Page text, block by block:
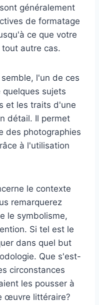
généralement
de formatage
ce que votre
autre cas.
l'un de ces
sujets
et les traits d'une
détail. Il permet
des photographies
à l'utilisation
le contexte
remarquerez
le symbolisme,
Si tel est le
dans quel but
Que s'est-
circonstances
les pousser à
œuvre littéraire?